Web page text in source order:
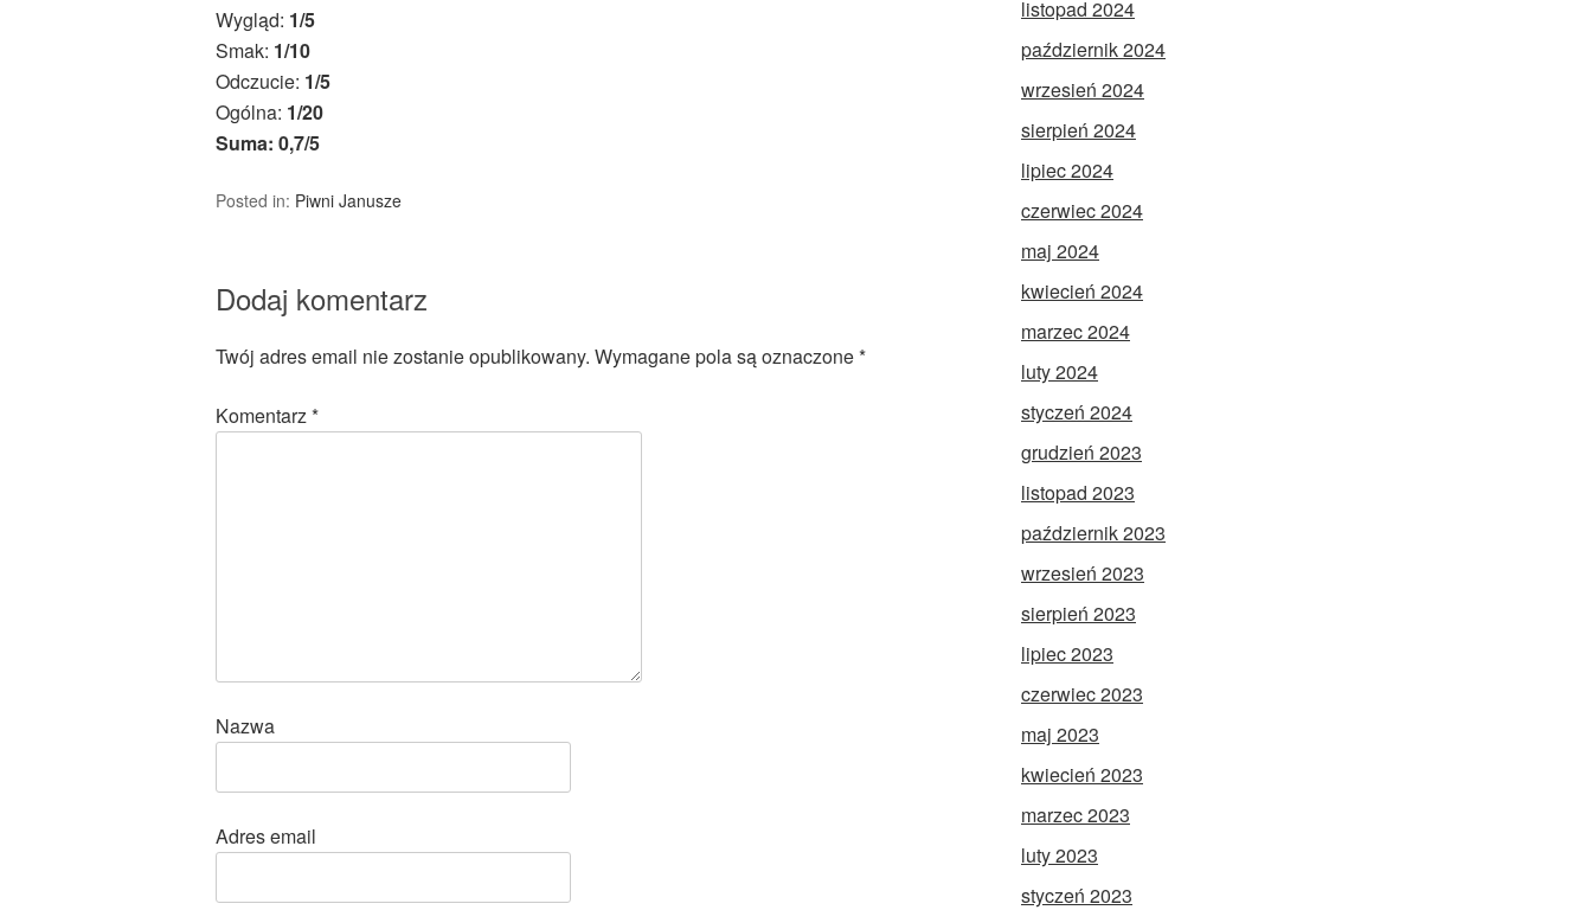
Wygląd: 1/5
Smak: 1/10
Odczucie: 1/5
Ogólna: 1/20
Suma: 0,7/5
Posted in: Piwni Janusze
Dodaj komentarz
Twój adres email nie zostanie opublikowany. Wymagane pola są oznaczone*
Komentarz*
Nazwa
Adres email
listopad 2024
październik 2024
wrzesień 2024
sierpień 2024
lipiec 2024
czerwiec 2024
maj 2024
kwiecień 2024
marzec 2024
luty 2024
styczeń 2024
grudzień 2023
listopad 2023
październik 2023
wrzesień 2023
sierpień 2023
lipiec 2023
czerwiec 2023
maj 2023
kwiecień 2023
marzec 2023
luty 2023
styczeń 2023